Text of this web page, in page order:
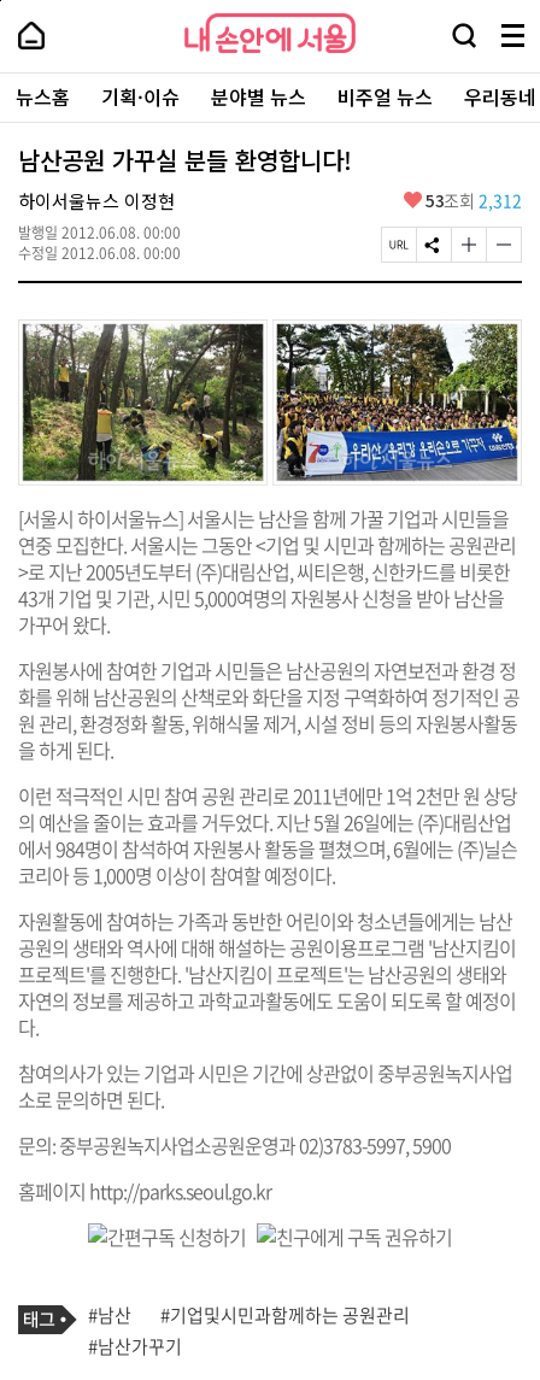
본
로
가
내
손
안
에
서
울
-
서
울
시
대
표
소
포
털
내
손
에
울
검
창
열
기
메
뉴
전
체
보
주
요
서
뉴스홈 기획·이슈 분야별 뉴스 비주얼 뉴스 우리동
남산공원 가꾸실 분들 환영합니다!
하이서울뉴스 이정현
발행일 2012.06.08. 00:00
수정일 2012.06.08. 00:00
좋
요
53조회 2,312
페
이
U
R
L
복
사
S
N
공
유
하
기
글
자
기
크
게
변
경
하
기
글
자
기
작
게
변
경
하
기
[서울시 하이서울뉴스] 서울시는 남산을 함께 가꿀 기업과 시민들을
연중 모집한다. 서울시는 그동안 <기업 및 시민과 함께하는 공원관리
>로 지난 2005년도부터 (주)대림산업, 씨티은행, 신한카드를 비롯한
43개 기업 및 기관, 시민 5,000여명의 자원봉사 신청을 받아 남산을
가꾸어 왔다.
자원봉사에 참여한 기업과 시민들은 남산공원의 자연보전과 환경 정
화를 위해 남산공원의 산책로와 화단을 지정 구역화하여 정기적인 공
원 관리, 환경정화 활동, 위해식물 제거, 시설 정비 등의 자원봉사활동
을 하게 된다.
이런 적극적인 시민 참여 공원 관리로 2011년에만 1억 2천만 원 상당
의 예산을 줄이는 효과를 거두었다. 지난 5월 26일에는 (주)대림산업
에서 984명이 참석하여 자원봉사 활동을 펼쳤으며, 6월에는 (주)닐슨
코리아 등 1,000명 이상이 참여할 예정이다.
자원활동에 참여하는 가족과 동반한 어린이와 청소년들에게는 남산
공원의 생태와 역사에 대해 해설하는 공원이용프로그램 '남산지킴이
프로젝트'를 진행한다. '남산지킴이 프로젝트'는 남산공원의 생태와
자연의 정보를 제공하고 과학교과활동에도 도움이 되도록 할 예정이
다.
참여의사가 있는 기업과 시민은 기간에 상관없이 중부공원녹지사업
소로 문의하면 된다.
문의: 중부공원녹지사업소공원운영과 02)3783-5997, 5900
홈페이지 http://parks.seoul.go.kr
기
사
관
련
태
그
#남산
#기업및시민과함께하는 공원관리
#남산가꾸기
페
상
단
로